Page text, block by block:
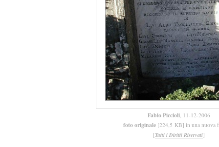
Fabio Piccioli, 11-12-2006
foto originale [224,5 KB] in una nuova
[Tutti i Diritti Riservati]